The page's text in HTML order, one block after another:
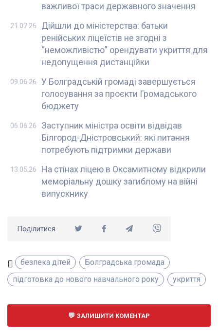
важливої траси державного значення
Дійшли до міністерства: батьки
ренійських ліцеїстів не згодні з
“неможливістю” орендувати укриття для
недопущення дистанційки
21.07.26
У Болградській громаді завершується
голосування за проєкти Громадського
бюджету
09.06.26
Заступник міністра освіти відвідав
Білгород-Дністровський: які питання
потребують підтримки держави
06.06.26
На стінах ліцею в Оксамитному відкрили
меморіальну дошку загиблому на війні
випускнику
13.05.26
Поділитися
безпека дітей
Болградська громада
підготовка до нового навчального року
укриття
ЗАЛИШИТИ КОМЕНТАР